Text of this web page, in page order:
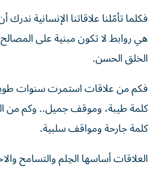
فكلما تأمّلنا علاقاتنا الإنسانية
هي روابط لا تكون مبنية على
الخلق الحسن.
فكم من علاقات استمرت سنوات
كلمة طيبة، وموقف جميل.. وكم من
كلمة جارحة ومواقف سلبية.
العلاقات أساسها الحِلم والتسامح